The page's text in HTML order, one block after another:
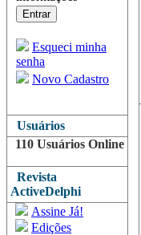
Esqueci minha
senha
Novo Cadastro
Usuários
110 Usuários Online
Revista
ActiveDelphi
Assine Já!
Edições